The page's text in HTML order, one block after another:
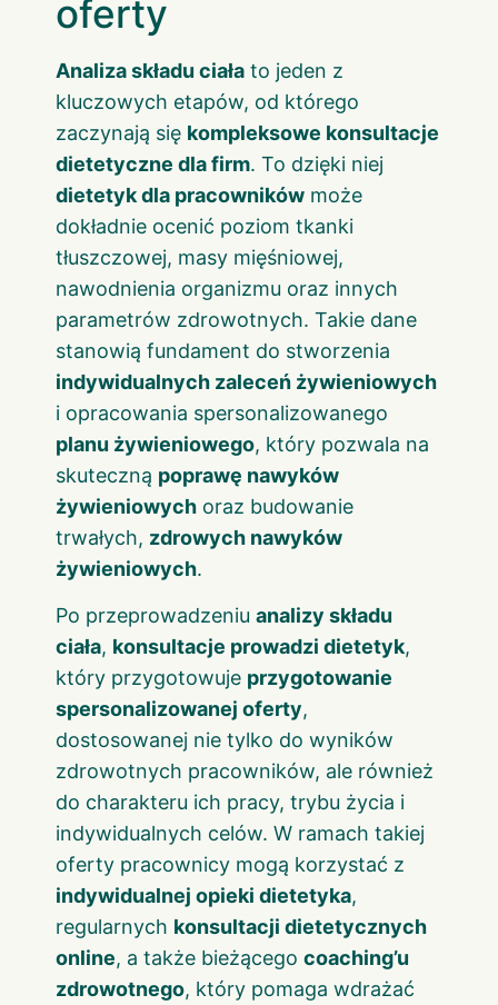
oferty
Analiza składu ciała to jeden z
kluczowych etapów, od którego
zaczynają się kompleksowe konsultacje
dietetyczne dla firm. To dzięki niej
dietetyk dla pracowników może
dokładnie ocenić poziom tkanki
tłuszczowej, masy mięśniowej,
nawodnienia organizmu oraz innych
parametrów zdrowotnych. Takie dane
stanowią fundament do stworzenia
indywidualnych zaleceń żywieniowych
i opracowania spersonalizowanego
planu żywieniowego, który pozwala na
skuteczną poprawę nawyków
żywieniowych oraz budowanie
trwałych, zdrowych nawyków
żywieniowych.
Po przeprowadzeniu analizy składu
ciała, konsultacje prowadzi dietetyk,
który przygotowuje przygotowanie
spersonalizowanej oferty,
dostosowanej nie tylko do wyników
zdrowotnych pracowników, ale również
do charakteru ich pracy, trybu życia i
indywidualnych celów. W ramach takiej
oferty pracownicy mogą korzystać z
indywidualnej opieki dietetyka,
regularnych konsultacji dietetycznych
online, a także bieżącego coaching’u
zdrowotnego, który pomaga wdrażać